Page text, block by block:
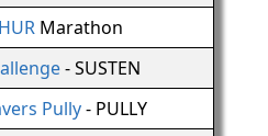
Marathon
- SUSTEN
Pully- PULLY